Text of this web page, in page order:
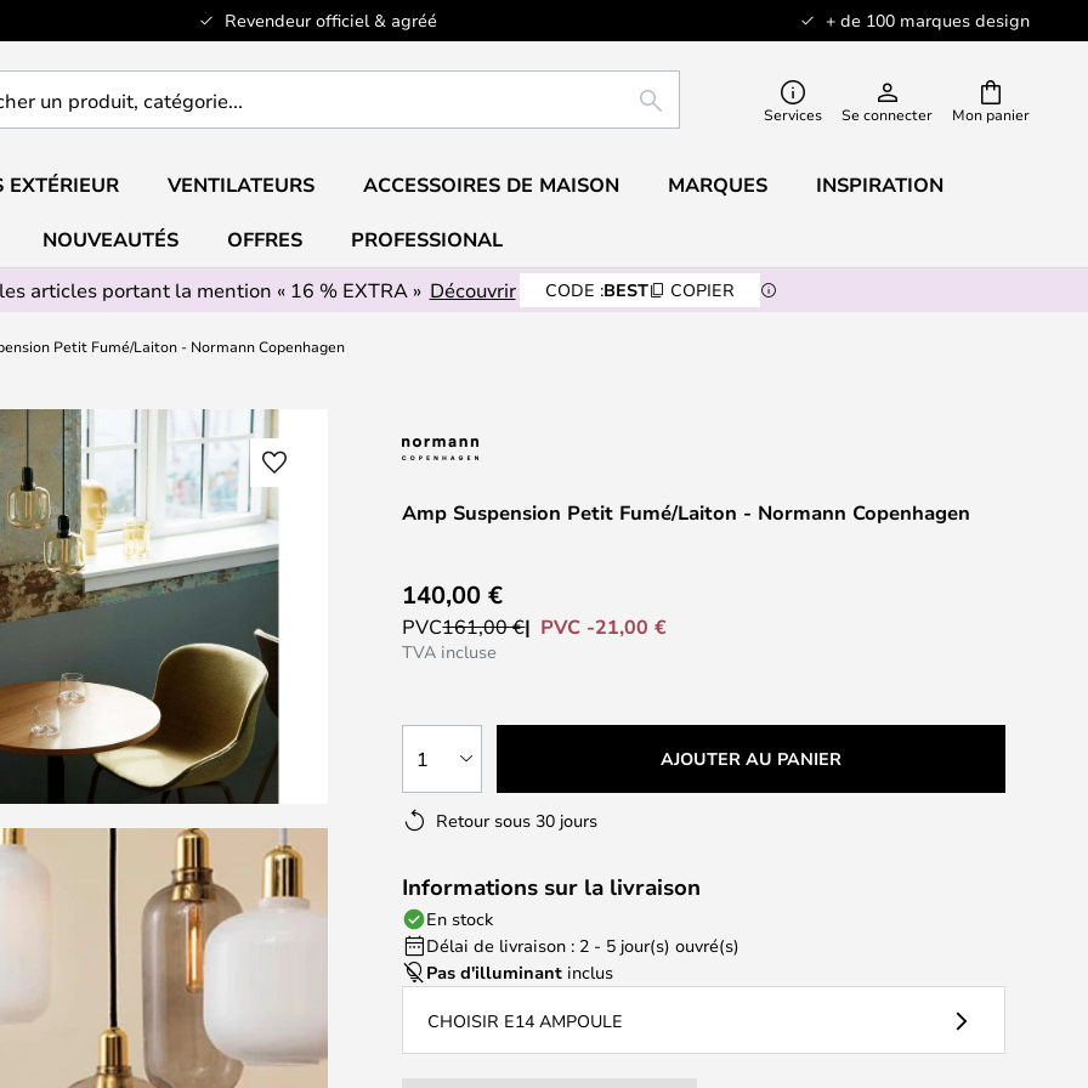
Revendeur officiel & agréé + de 100 marques design
Mon panier
RECHERCHERServices Se connecter
EXTÉRIEUR VENTILATEURS ACCESSOIRES DE MAISON MARQUES INSPIRATION
NOUVEAUTÉS OFFRES
PROFESSIONAL
articles portant la mention « 16 % EXTRA » Découvrir CODE :BEST COPIER
Petit Fumé/Laiton - Normann Copenhagen
Amp Suspension Petit Fumé/Laiton - Normann Copenhagen
140,00 €
PVC161,00 € PVC -21,00 €
TVA incluse
1 AJOUTER AU PANIER
Retour sous 30 jours
Informations sur la livraison
En stock
Délai de livraison : 2 - 5 jour(s) ouvré(s)
Pas d'illuminant inclus
CHOISIR E14 AMPOULE